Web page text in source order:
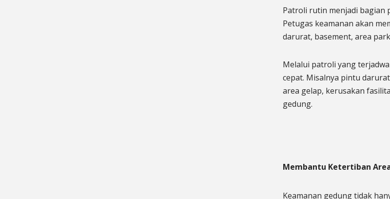
Patroli rutin menjadi bagian
Petugas keamanan akan
darurat, basement, area
Melalui patroli yang
cepat. Misalnya pintu
area gelap, kerusakan
gedung.
Membantu Ketertiban
Keamanan gedung tidak